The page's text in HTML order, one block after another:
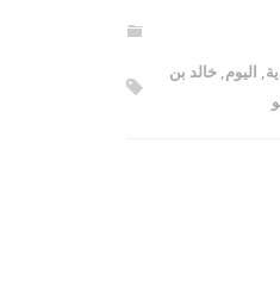
, اليوم, خالد بن